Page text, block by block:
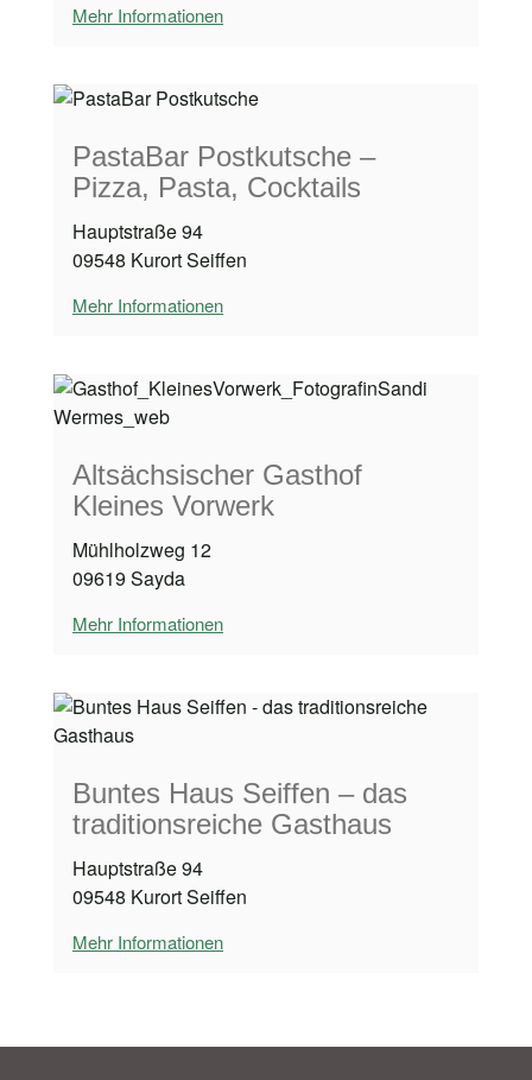
Mehr Informationen
PastaBar Postkutsche –
Pizza, Pasta, Cocktails
Hauptstraße 94
09548 Kurort Seiffen
Mehr Informationen
Altsächsischer Gasthof
Kleines Vorwerk
Mühlholzweg 12
09619 Sayda
Mehr Informationen
Buntes Haus Seiffen – das
traditionsreiche Gasthaus
Hauptstraße 94
09548 Kurort Seiffen
Mehr Informationen